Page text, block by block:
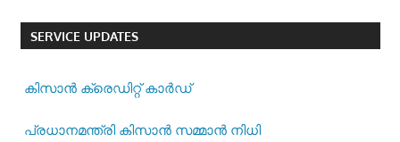
SERVICE UPDATES
കിസാന്‍ ക്രെ‍ഡിറ്റ് കാര്‍ഡ്
പ്രധാനമന്ത്രി കിസാന്‍ സമ്മാന്‍ നിധി